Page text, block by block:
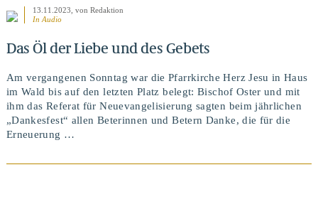
13.11.2023 , von Redaktion
In Audio
Das Öl der Liebe und des Gebets
Am vergangenen Sonntag war die Pfarrkirche Herz Jesu in Haus
im Wald bis auf den letzten Platz belegt: Bischof Oster und mit
ihm das Referat für Neuevangelisierung sagten beim jährlichen
„Dankesfest“ allen Beterinnen und Betern Danke, die für die
Erneuerung …